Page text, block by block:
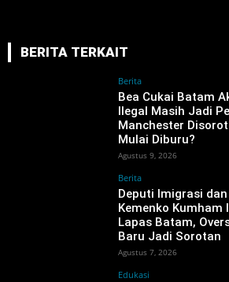
BERITA TERKAIT
Berita
Bea Cukai Batam
Ilegal Masih Jadi
Manchester
Mulai Diburu?
Agustus 9, 2026
Berita
‎Deputi Imigrasi
Kemenko Kumham
Lapas Batam,
Baru Jadi Sorotan
Agustus 7, 2026
Edukasi